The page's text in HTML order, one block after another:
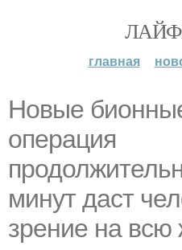
главная
Новые
операция
минут даст
зрение на всю